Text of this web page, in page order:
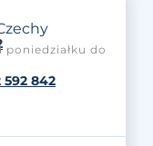
do
592 842